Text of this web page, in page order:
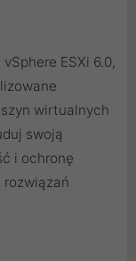
ESXi 6.0,
wirtualnych
swoją
i ochronę